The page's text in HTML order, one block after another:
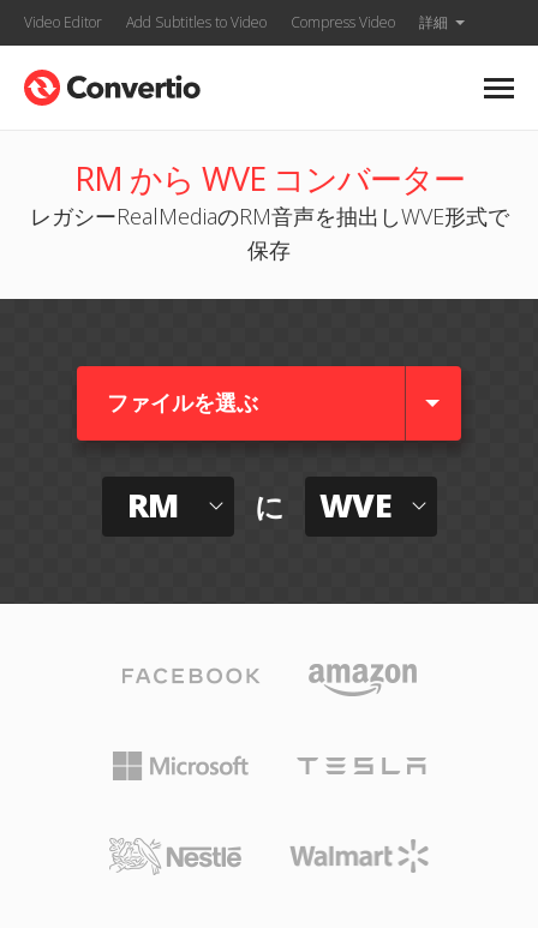
Video Editor Add Subtitles to Video Compress Video 詳細
RM から WVE コンバーター
レガシーRealMediaのRM音声を抽出しWVE形式で
保存
ファイルを選ぶ
RM に WVE